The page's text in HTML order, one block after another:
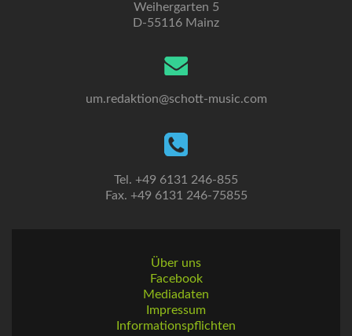
Weihergarten 5
D-55116 Mainz
um.redaktion@schott-music.com
Tel. +49 6131 246-855
Fax. +49 6131 246-75855
Über uns
Facebook
Mediadaten
Impressum
Informationspflichten